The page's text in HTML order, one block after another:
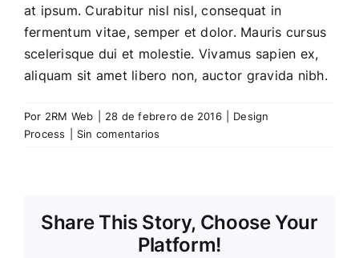
at ipsum. Curabitur nisl nisl, consequat in
fermentum vitae, semper et dolor. Mauris cursus
scelerisque dui et molestie. Vivamus sapien ex,
aliquam sit amet libero non, auctor gravida nibh.
Por 2RM Web 28 de febrero de 2016
Design
Process
Sin comentarios
Share This Story, Choose Your
Platform!